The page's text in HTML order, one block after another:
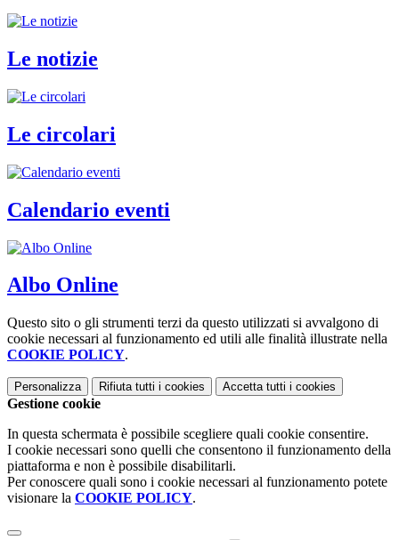
Le notizie
Le circolari
Calendario eventi
Albo Online
Questo sito o gli strumenti terzi da questo utilizzati si avvalgono di
cookie necessari al funzionamento ed utili alle finalità illustrate nella
COOKIE POLICY.
Personalizza Rifiuta tutti i cookies Accetta tutti i cookies
Gestione cookie
In questa schermata è possibile scegliere quali cookie consentire.
I cookie necessari sono quelli che consentono il funzionamento della
piattaforma e non è possibile disabilitarli.
Per conoscere quali sono i cookie necessari al funzionamento potete
visionare la COOKIE POLICY.